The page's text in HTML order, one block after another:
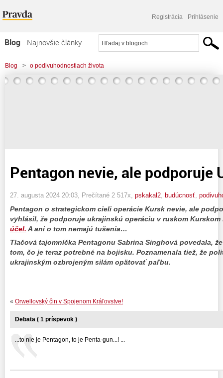
Registrácia Prihlásenie
Blog
Najnovšie články
Najčítanejšie články
Najkomentovanejšie články
Blog > o podivuhodnostiach života
> Pentagon nevie, ale podporuje Ukrajinu!
Pentagon nevie, ale podporuje
27. augusta 2024 20:03 , Prečítané 2 517x, pskakal2 budúcnosť
Pentagon o strategickom cieli operácie Kursk nevie, ale
vyhlásil, že podporuje ukrajinskú operáciu v ruskom Kurskom
účel. A ani o tom nemajú tušenia…
Tlačová tajomníčka Pentagonu Sabrina Singhová povedala,
tom, čo je teraz potrebné na bojisku. Poznamenala tiež, že
ukrajinským ozbrojeným silám opätovať paľbu.
« Orwellovský čin v Spojenom Kráľovstve!
Debata ( 1 príspevok )
...to nie je Pentagon, to je Penta-gun...! ...